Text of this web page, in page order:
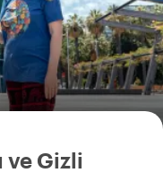
ve Gizli